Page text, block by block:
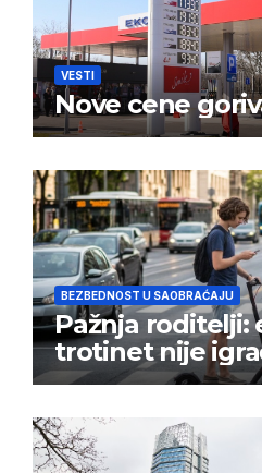
VESTI
Nove cene
BEZBEDNOST U SAOBRAĆAJU
Pažnja roditelji:
trotinet nije